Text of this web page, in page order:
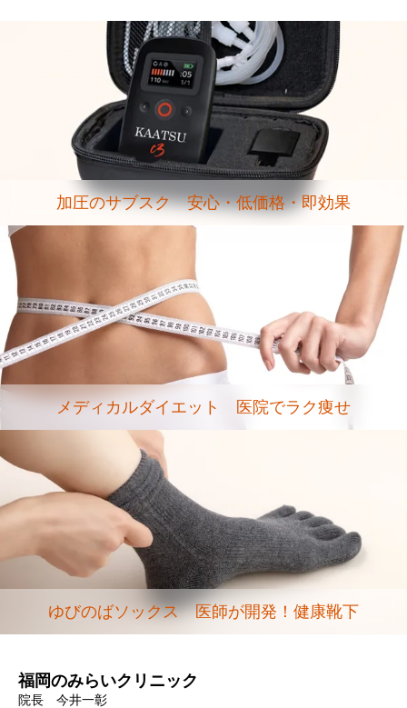
加圧のサブスク 安心・低価格・即効果
メディカルダイエット 医院でラク痩せ
ゆびのばソックス 医師が開発！健康靴下
福岡のみらいクリニック
院長 今井一彰